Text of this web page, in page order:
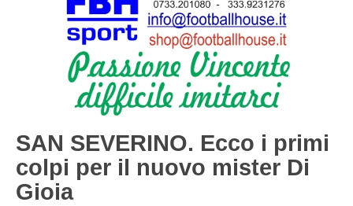
3^ CATEGORIA
GIOVANILI
SAN SEVERINO. Ecco i primi
colpi per il nuovo mister Di
Gioia